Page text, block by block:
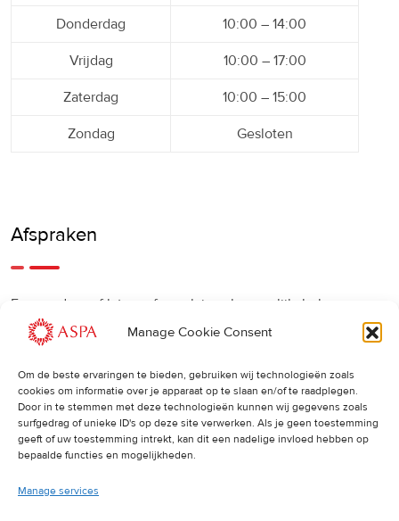
Manage Cookie Consent
Om de beste ervaringen te bieden, gebruiken wij technologieën zoals
cookies om informatie over je apparaat op te slaan en/of te raadplegen.
Door in te stemmen met deze technologieën kunnen wij gegevens zoals
surfgedrag of unieke ID's op deze site verwerken. Als je geen toestemming
geeft of uw toestemming intrekt, kan dit een nadelige invloed hebben op
bepaalde functies en mogelijkheden.
Manage services
Donderdag 10:00 – 14:00
Vrijdag 10:00 – 17:00
Zaterdag 10:00 – 15:00
Zondag Gesloten
Afspraken
Een eerdere of latere afspraak is ook mogelijk, bel ons
gerust.
Cancellations:
Indien u een afspraak wilt wijzigen of annuleren, vragen wij
u dit 24 uur van tevoren door te geven. Anders worden de